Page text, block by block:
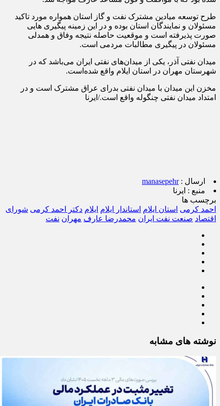
طرح توسعه میادین مشترک نفت و گاز استان همواره مورد تاکید
مسئولان و نمایندگان استان بوده و در این زمینه پیگیری هایی
صورت پذیرفته است و موقعیت حاصله نتیجه وفاق و همدلی
مسئولان در پیگیری مطالبات مردمی است.
میدان نفتی آذر، یکی از میدان‌های نفتی ایران می‌باشد که در
شهرستان مهران در استان ایلام واقع شده‌است.
مخزن این میدان با میدان نفتی بدرای عراق مشترک است و در
امتداد میدان نفتی چنگوله واقع است./ایرنا
ارسال :manasepehr
منبع : ایرنا
برچسب ها
احمد کرمی استان ایلام استاندار ایلام ایلام دکتر احمد کرمی شورای
اقتصاد صنعت نفت ایران محمدرضا عارف مهران نفت
نوشته های مشابه